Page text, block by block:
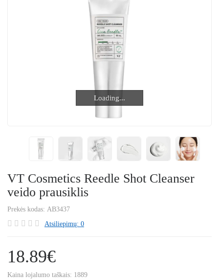
Loading...
Loading...
VT Cosmetics Reedle Shot Cleanser
veido prausiklis
Prekės kodas: AB3437
Atsiliepimų: 0
18.89€
Kaina lojalumo taškais: 1889